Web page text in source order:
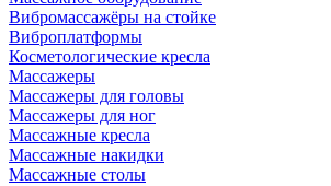
Вибромассажёры на стойке
Виброплатформы
Косметологические кресла
Массажеры
Массажеры для головы
Массажеры для ног
Массажные кресла
Массажные накидки
Массажные столы